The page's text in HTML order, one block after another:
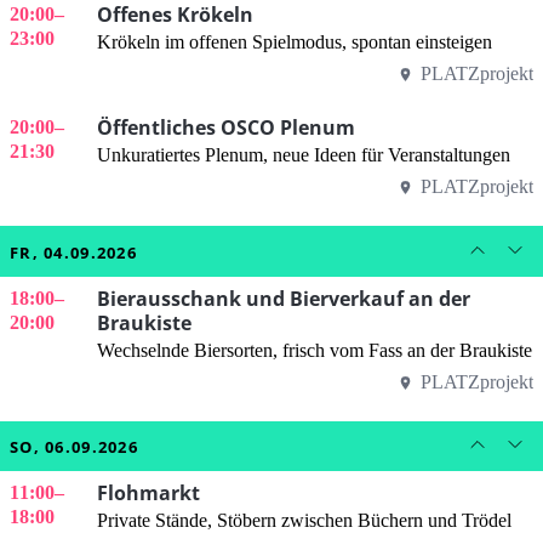
20:00–
23:00
Offenes Krökeln
Krökeln im offenen Spielmodus, spontan einsteigen
PLATZprojekt
20:00–
21:30
Öffentliches OSCO Plenum
Unkuratiertes Plenum, neue Ideen für Veranstaltungen
PLATZprojekt
FR, 04.09.2026
18:00–
20:00
Bierausschank und Bierverkauf an der
Braukiste
Wechselnde Biersorten, frisch vom Fass an der Braukiste
PLATZprojekt
SO, 06.09.2026
11:00–
18:00
Flohmarkt
Private Stände, Stöbern zwischen Büchern und Trödel